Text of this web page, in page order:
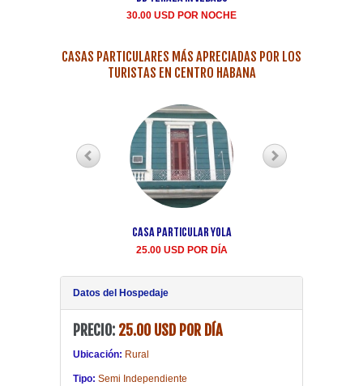
30.00 USD POR NOCHE
CASAS PARTICULARES MÁS APRECIADAS POR LOS
TURISTAS EN CENTRO HABANA
Casa Particular Yola
25.00 USD POR DÍA
Datos del Hospedaje
PRECIO: 25.00 USD POR DÍA
Ubicación: Rural
Tipo: Semi Independiente